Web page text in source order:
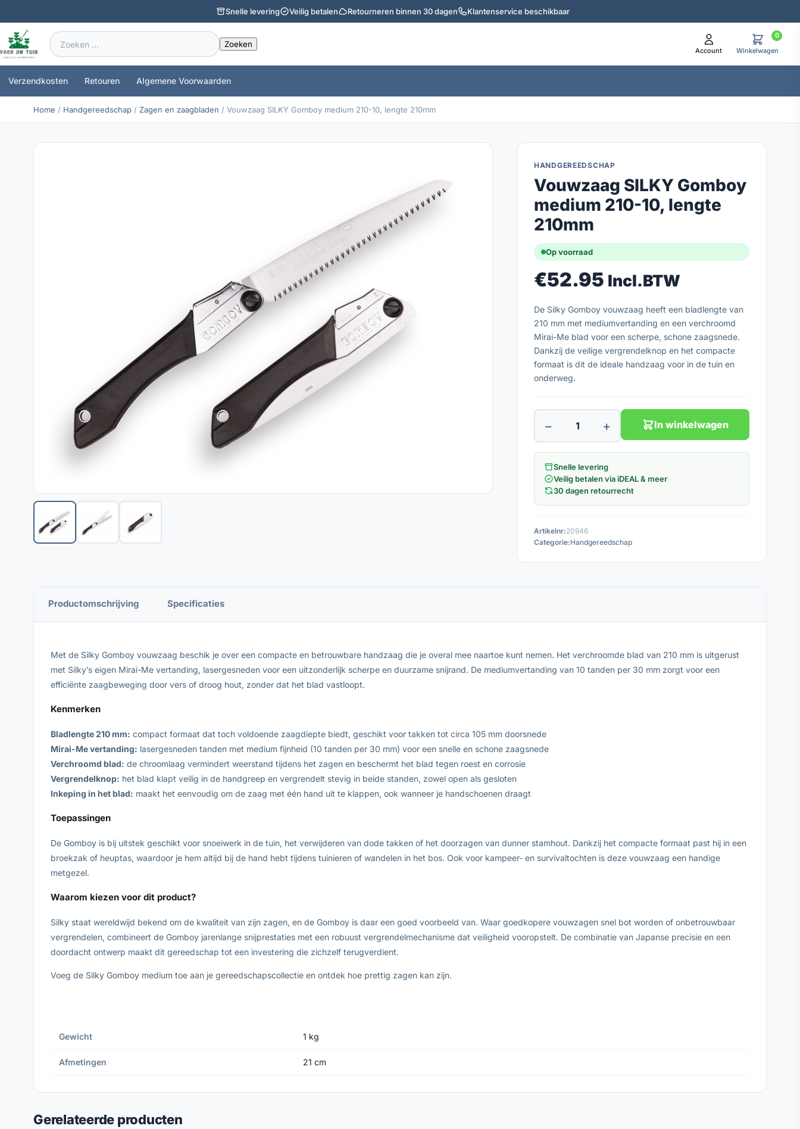
Snelle levering Veilig betalen Retourneren binnen 30 dagen Klantenservice beschikbaar
Zoeken
naar:
Account
0
Winkelwagen
Verzendkosten Retouren Algemene Voorwaarden
Home / Handgereedschap / Zagen en zaagbladen / Vouwzaag SILKY Gomboy medium 210-10, lengte 210mm
HANDGEREEDSCHAP
Vouwzaag SILKY Gomboy
medium 210-10, lengte
210mm
Op voorraad
€52.95 Incl.BTW
De Silky Gomboy vouwzaag heeft een bladlengte van
210 mm met mediumvertanding en een verchroomd
Mirai-Me blad voor een scherpe, schone zaagsnede.
Dankzij de veilige vergrendelknop en het compacte
formaat is dit de ideale handzaag voor in de tuin en
onderweg.
− + In winkelwagen
Snelle levering
Veilig betalen via iDEAL & meer
30 dagen retourrecht
Artikelnr:20946
Categorie:Handgereedschap
Productomschrijving Specificaties
Met de Silky Gomboy vouwzaag beschik je over een compacte en betrouwbare handzaag die je overal mee naartoe kunt nemen. Het verchroomde blad van 210 mm is uitgerust
met Silky’s eigen Mirai-Me vertanding, lasergesneden voor een uitzonderlijk scherpe en duurzame snijrand. De mediumvertanding van 10 tanden per 30 mm zorgt voor een
efficiënte zaagbeweging door vers of droog hout, zonder dat het blad vastloopt.
Kenmerken
Bladlengte 210 mm: compact formaat dat toch voldoende zaagdiepte biedt, geschikt voor takken tot circa 105 mm doorsnede
Mirai-Me vertanding: lasergesneden tanden met medium fijnheid (10 tanden per 30 mm) voor een snelle en schone zaagsnede
Verchroomd blad: de chroomlaag vermindert weerstand tijdens het zagen en beschermt het blad tegen roest en corrosie
Vergrendelknop: het blad klapt veilig in de handgreep en vergrendelt stevig in beide standen, zowel open als gesloten
Inkeping in het blad: maakt het eenvoudig om de zaag met één hand uit te klappen, ook wanneer je handschoenen draagt
Toepassingen
De Gomboy is bij uitstek geschikt voor snoeiwerk in de tuin, het verwijderen van dode takken of het doorzagen van dunner stamhout. Dankzij het compacte formaat past hij in een
broekzak of heuptas, waardoor je hem altijd bij de hand hebt tijdens tuinieren of wandelen in het bos. Ook voor kampeer- en survivaltochten is deze vouwzaag een handige
metgezel.
Waarom kiezen voor dit product?
Silky staat wereldwijd bekend om de kwaliteit van zijn zagen, en de Gomboy is daar een goed voorbeeld van. Waar goedkopere vouwzagen snel bot worden of onbetrouwbaar
vergrendelen, combineert de Gomboy jarenlange snijprestaties met een robuust vergrendelmechanisme dat veiligheid vooropstelt. De combinatie van Japanse precisie en een
doordacht ontwerp maakt dit gereedschap tot een investering die zichzelf terugverdient.
Voeg de Silky Gomboy medium toe aan je gereedschapscollectie en ontdek hoe prettig zagen kan zijn.
Gewicht 1 kg
Afmetingen 21 cm
Gerelateerde producten